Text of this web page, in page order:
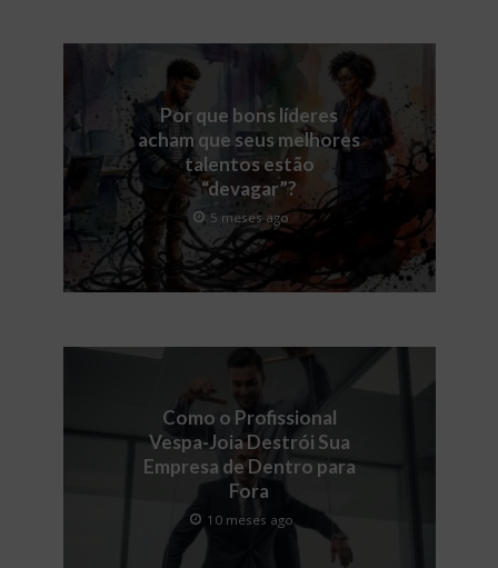
Por que bons líderes
acham que seus melhores
talentos estão
“devagar”?
5 meses ago
Como o Profissional
Vespa-Joia Destrói Sua
Empresa de Dentro para
Fora
10 meses ago